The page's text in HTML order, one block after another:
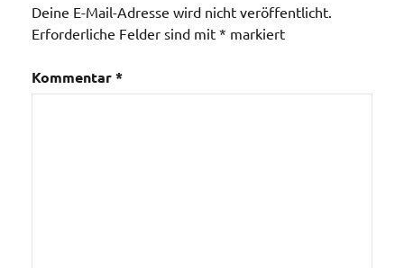
/ Bus und
Deine E-Mail-Adresse wird nicht veröffentlicht.
Erforderliche Felder sind mit * markiert
Kommentar*